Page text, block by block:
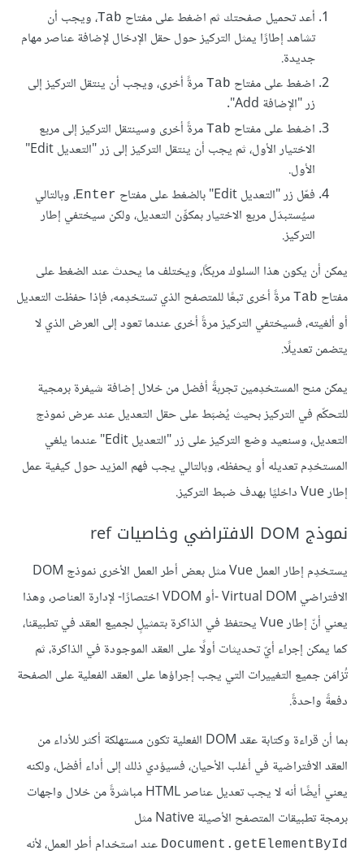
أعد تحميل صفحتك ثم اضغط على مفتاح Tab، ويجب أن
تشاهد إطارًا يمثل التركيز حول حقل الإدخال لإضافة عناصر مهام
جديدة.
اضغط على مفتاح Tab مرةً أخرى، ويجب أن ينتقل التركيز إلى
زر "الإضافة Add".
اضغط على مفتاح Tab مرةً أخرى وسينتقل التركيز إلى مربع
الاختيار الأول، ثم يجب أن ينتقل التركيز إلى زر "التعديل Edit"
الأول.
فعّل زر "التعديل Edit" بالضغط على مفتاح
Enter، وبالتالي
سيُستبدَل مربع الاختيار بمكوِّن التعديل، ولكن سيختفي إطار
التركيز.
يمكن أن يكون هذا السلوك مربكًا، ويختلف ما يحدث عند الضغط على
مفتاح Tab مرةً أخرى تبعًا للمتصفح الذي تستخدِمه، فإذا حفظت التعديل
أو ألغيته، فسيختفي التركيز مرةً أخرى عندما تعود إلى العرض الذي لا
يتضمن تعديلًا.
يمكن منح المستخدِمين تجربةً أفضل من خلال إضافة شيفرة برمجية
للتحكّم في التركيز بحيث يُضبَط على حقل التعديل عند عرض نموذج
التعديل، وسنعيد وضع التركيز على زر "التعديل Edit" عندما يلغي
المستخدِم تعديله أو يحفظه، وبالتالي يجب فهم المزيد حول كيفية عمل
إطار Vue داخليًا بهدف ضبط التركيز.
نموذج DOM الافتراضي وخاصيات ref
يستخدِم إطار العمل Vue مثل بعض أطر العمل الأخرى نموذج DOM
الافتراضي Virtual DOM -أو VDOM اختصارًا- لإدارة العناصر، وهذا
يعني أنّ إطار Vue يحتفظ في الذاكرة بتمثيلٍ لجميع العقد في تطبيقنا،
كما يمكن إجراء أيّ تحديثات أولًا على العقد الموجودة في الذاكرة، ثم
تُزامَن جميع التغييرات التي يجب إجراؤها على العقد الفعلية على الصفحة
دفعةً واحدةً.
بما أن قراءة وكتابة عقد DOM الفعلية تكون مستهلكة أكثر للأداء من
العقد الافتراضية في أغلب الأحيان، فسيؤدي ذلك إلى أداء أفضل، ولكنه
يعني أيضًا أنه لا يجب تعديل عناصر HTML مباشرةً من خلال واجهات
برمجة تطبيقات المتصفح الأصيلة Native مثل
Document.getElementById عند استخدام أطر العمل، لأنه